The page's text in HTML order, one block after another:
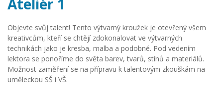
Ateliér 1
Objevte svůj talent! Tento výtvarný kroužek je otevřený všem
kreativcům, kteří se chtějí zdokonalovat ve výtvarných
technikách jako je kresba, malba a podobné. Pod vedením
lektora se ponoříme do světa barev, tvarů, stínů a materiálů.
Možnost zaměření se na přípravu k talentovým zkouškám na
uměleckou SŠ i VŠ.